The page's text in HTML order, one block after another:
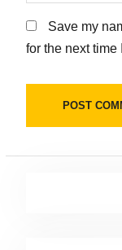
Save my
for the next time